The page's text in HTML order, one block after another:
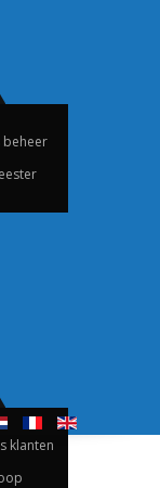
beheer
klanten